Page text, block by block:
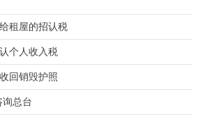
租屋的招认税
个人收入税
回销毁护照
询总台